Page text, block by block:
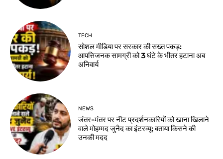
TECH
सोशल मीडिया पर सरकार की सख्त पकड़:
आपत्तिजनक सामग्री को 3 घंटे के भीतर हटाना अब
अनिवार्य
NEWS
जंतर-मंतर पर नीट प्रदर्शनकारियों को खाना खिलाने
वाले मोहम्मद जुनैद का इंटरव्यू: बताया किसने की
उनकी मदद